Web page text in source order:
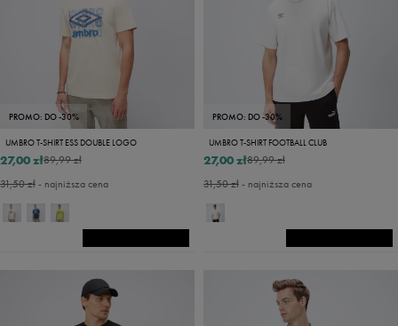
PROMO: DO -30%
UMBRO T-SHIRT ESS DOUBLE LOGO
89,99 zł
27,00 zł
31,50 zł- najniższa cena
PROMO: DO -30%
UMBRO T-SHIRT FOOTBALL CLUB
89,99 zł
27,00 zł
31,50 zł- najniższa cena